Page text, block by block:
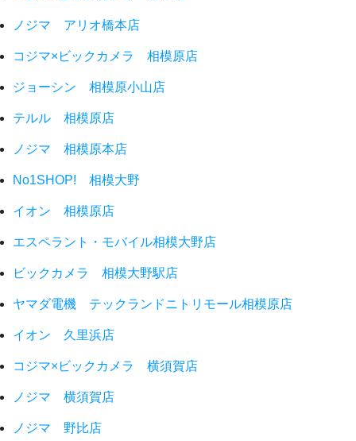
ノジマ アリオ橋本店
コジマ×ビックカメラ 相模原店
ジョーシン 相模原小山店
テルル 相模原店
ノジマ 相模原本店
No1SHOP! 相模大野
イオン 相模原店
エスペラント・モバイル相模大野店
ビックカメラ 相模大野駅店
ヤマダ電機 テックランドニトリモール相模原店
イオン 久里浜店
コジマ×ビックカメラ 横須賀店
ノジマ 横須賀店
ノジマ 野比店